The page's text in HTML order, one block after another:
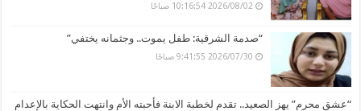
2026/08/02 10:16:54 صباحًا
“صدمة الشرقية: طفل يموت.. وجثمانه يختفي”
2026/07/30 9:41:55 صباحًا
“عشق محرم” يهز الصعيد.. تقدم لخطبة الابنة فأحبته الأم وانتهت الحكاية بالإعدام